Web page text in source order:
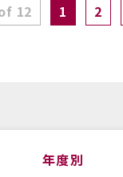
12 1 2
年度別